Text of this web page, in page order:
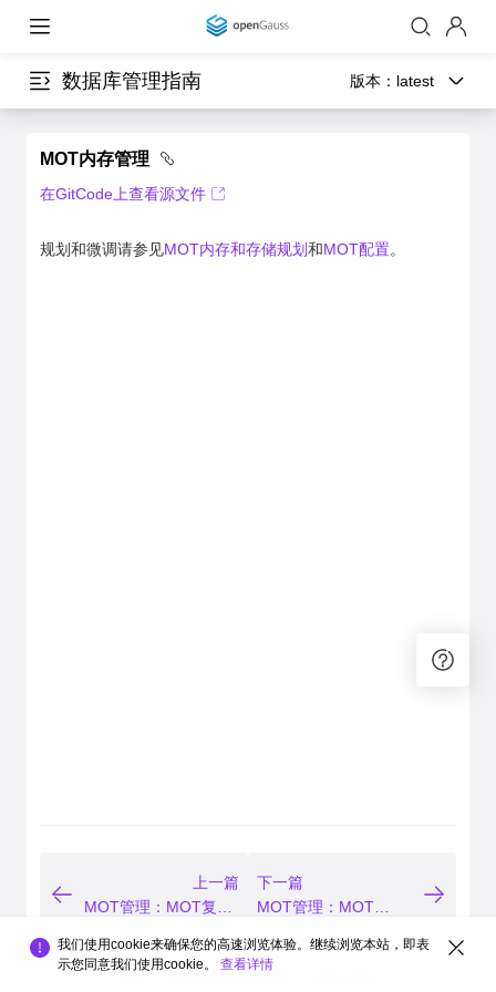
数据库管理指南 版本： latest
MOT内存管理
在GitCode上查看源文件
规划和微调请参见MOT内存和存储规划和MOT配置。
上一篇
MOT管理：MOT复制
MOT管理：MOT
下一篇
我们使用cookie来确保您的高速浏览体验。继续浏览本站，即表
示您同意我们使用cookie。 查看详情